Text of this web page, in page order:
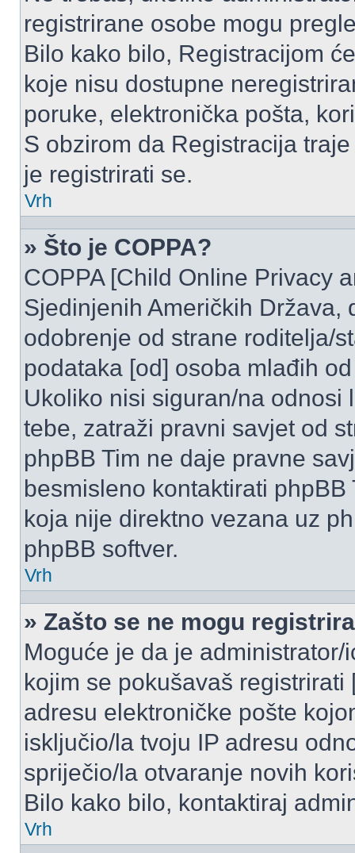
registrirane osobe mogu
Bilo kako bilo, Registracijom
koje nisu dostupne
poruke, elektronička pošta,
S obzirom da Registracija
je registrirati se.
Vrh
» Što je COPPA?
COPPA [Child Online Privacy
Sjedinjenih Američkih
odobrenje od strane roditelja/
podataka [od] osoba mlađih
Ukoliko nisi siguran/na odnosi
tebe, zatraži pravni savjet od
phpBB Tim ne daje pravne
besmisleno kontaktirati
koja nije direktno vezana uz
phpBB softver.
Vrh
» Zašto se ne mogu
Moguće je da je
kojim se pokušavaš
adresu elektroničke pošte
isključio/la tvoju IP adresu
spriječio/la otvaranje novih
Bilo kako bilo, kontaktiraj
Vrh